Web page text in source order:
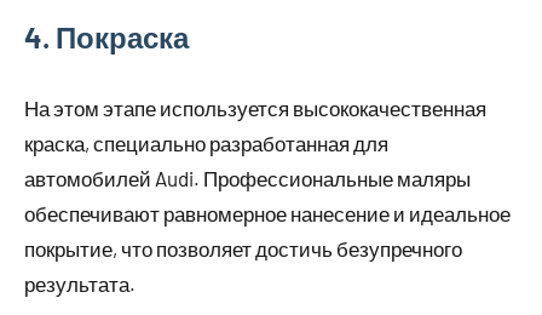
4. Покраска
На этом этапе используется высококачественная
краска, специально разработанная для
автомобилей Audi. Профессиональные маляры
обеспечивают равномерное нанесение и идеальное
покрытие, что позволяет достичь безупречного
результата.